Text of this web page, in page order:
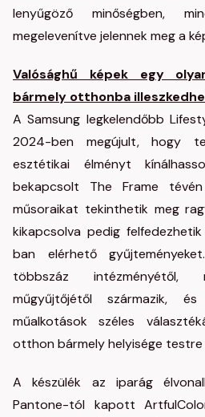
lenyűgöző minőségben,
megelevenítve jelennek meg a
Valósághű képek egy
bármely otthonba
A Samsung legkelendőbb
2024-ben megújult, hogy
esztétikai élményt
bekapcsolt The Frame
műsoraikat tekinthetik meg
kikapcsolva pedig
ban elérhető
többszáz intézményétől,
műgyűjtőjétől származik,
műalkotások széles
otthon bármely helyisége
A készülék az iparág
Pantone-tól kapott